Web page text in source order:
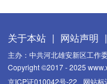
关于本站 | 网站声明 |
主办：中共河北雄安新区工作
Copyright ©2017 - 2025
京ICP证010042号-22
网站